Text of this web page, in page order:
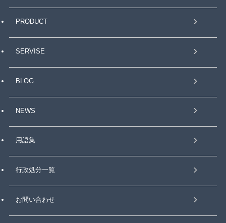
PRODUCT
SERVISE
BLOG
NEWS
用語集
行政処分一覧
お問い合わせ